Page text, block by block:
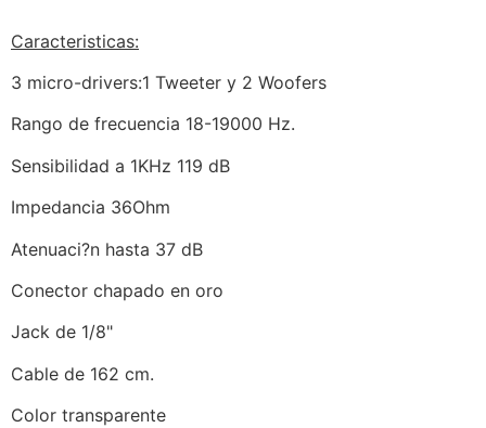
Caracteristicas:
3 micro-drivers:1 Tweeter y 2 Woofers
Rango de frecuencia 18-19000 Hz.
Sensibilidad a 1KHz 119 dB
Impedancia 36Ohm
Atenuaci?n hasta 37 dB
Conector chapado en oro
Jack de 1/8"
Cable de 162 cm.
Color transparente